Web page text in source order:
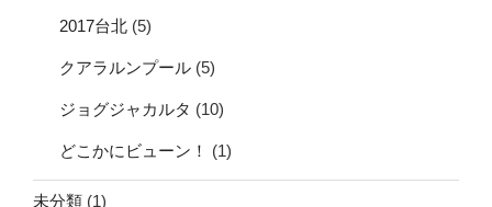
2017台北 (5)
クアラルンプール (5)
ジョグジャカルタ (10)
どこかにビューン！ (1)
未分類 (1)